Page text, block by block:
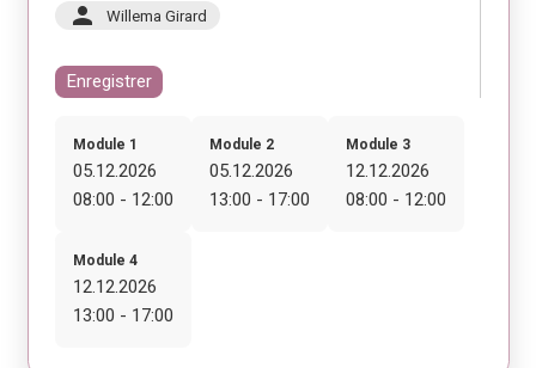
person Willema Girard
Enregistrer
Module 1
05.12.2026
08:00 - 12:00
Module 2
05.12.2026
13:00 - 17:00
Module 3
12.12.2026
08:00 - 12:00
Module 4
12.12.2026
13:00 - 17:00